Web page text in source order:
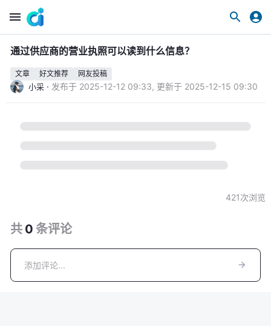
通过供应商的营业执照可以读到什么信息？
文章 好文推荐 网友投稿
小采 · 发布于 2025-12-12 09:33, 更新于 2025-12-15 09:30
421次浏览
共 0 条评论